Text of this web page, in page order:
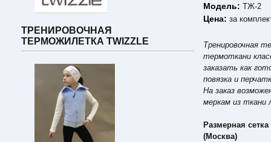
ТРЕНИРОВОЧНАЯ
ТЕРМОЖИЛЕТКА TWIZZLE
Модель:ТЖ-2
Цена:за
Тренировочная
термоткани
заказать как
повязка и
На заказ
меркам из ткани
Размерная
(Москва)